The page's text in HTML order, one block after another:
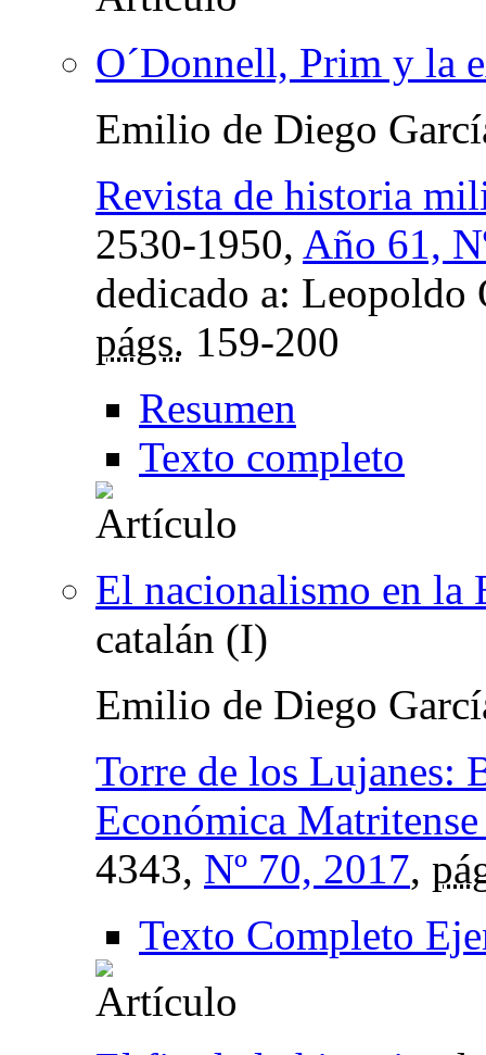
O´Donnell, Prim y la
Emilio de Diego
Revista de historia
2530-1950, Año 61,
dedicado a: Leopoldo
págs. 159-200
Resumen
Texto completo
El nacionalismo en la
catalán (I)
Emilio de Diego
Torre de los Lujanes:
Económica
4343, Nº 70, 2017,
Texto Completo